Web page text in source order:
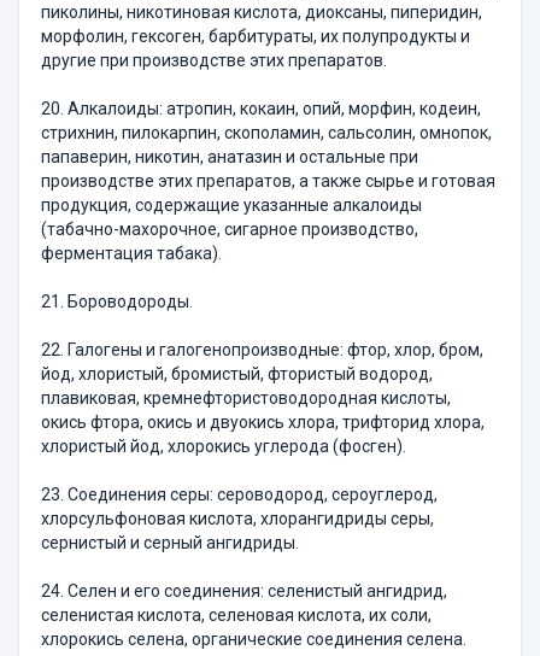
пиколины, никотиновая кислота, диоксаны, пиперидин,
морфолин, гексоген, барбитураты, их полупродукты и
другие при производстве этих препаратов.
20. Алкалоиды: атропин, кокаин, опий, морфин, кодеин,
стрихнин, пилокарпин, скополамин, сальсолин, омнопок,
папаверин, никотин, анатазин и остальные при
производстве этих препаратов, а также сырье и готовая
продукция, содержащие указанные алкалоиды
(табачно-махорочное, сигарное производство,
ферментация табака).
21. Бороводороды.
22. Галогены и галогенопроизводные: фтор, хлор, бром,
йод, хлористый, бромистый, фтористый водород,
плавиковая, кремнефтористоводородная кислоты,
окись фтора, окись и двуокись хлора, трифторид хлора,
хлористый йод, хлорокись углерода (фосген).
23. Соединения серы: сероводород, сероуглерод,
хлорсульфоновая кислота, хлорангидриды серы,
сернистый и серный ангидриды.
24. Селен и его соединения: селенистый ангидрид,
селенистая кислота, селеновая кислота, их соли,
хлорокись селена, органические соединения селена.